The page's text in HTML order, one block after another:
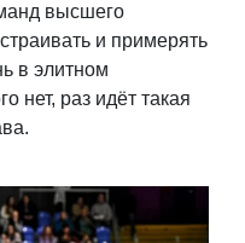
высшего
и примерять
в элитном
нет, раз идёт такая